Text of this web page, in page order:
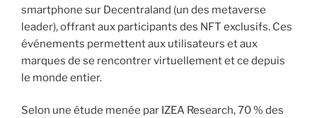
smartphone sur Decentraland (un des metaverse
leader), offrant aux participants des NFT exclusifs. Ces
événements permettent aux utilisateurs et aux
marques de se rencontrer virtuellement et ce depuis
le monde entier.
Selon une étude menée par IZEA Research, 70 % des